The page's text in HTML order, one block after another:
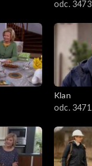
odc. 3473
Klan
odc. 3471